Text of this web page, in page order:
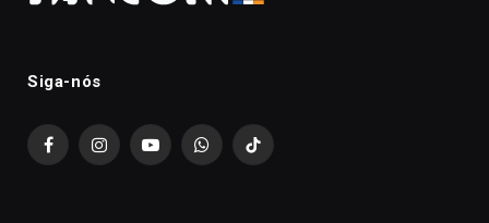
Siga-nós
FacebookInstagramYouTubeWhatsAppTikTok